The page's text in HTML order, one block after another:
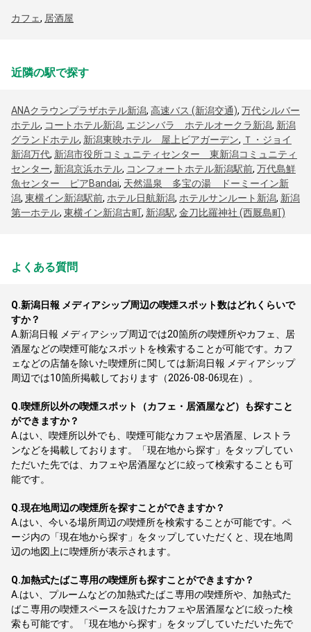
カフェ, 居酒屋
近隣の駅で探す
ANAクラウンプラザホテル新潟, 高速バス (新潟交通), 万代シルバー
ホテル, コートホテル新潟, エジンバラ ホテルオークラ新潟, 新潟
グランドホテル, 新潟東映ホテル 屋上ビアガーデン, Ｔ・ジョイ
新潟万代, 新潟市役所コミュニティセンター 東新潟コミュニティ
センター, 新潟京浜ホテル, コンフォートホテル新潟駅前, 万代島鮮
魚センター ピアBandai, 天然温泉 多宝の湯 ドーミーイン新
潟, 東横イン新潟駅前, ホテル日航新潟, ホテルサンルート新潟, 新潟
第一ホテル, 東横イン新潟古町, 新潟駅, 金刀比羅神社 (西厩島町)
よくある質問
Q.新潟日報 メディアシップ周辺の喫煙スポット数はどれくらいで
すか？
A. 新潟日報 メディアシップ周辺では20箇所の喫煙所やカフェ、居
酒屋などの喫煙可能なスポットを検索することが可能です。カフ
ェなどの店舗を除いた喫煙所に関しては新潟日報 メディアシップ
周辺では10箇所掲載しております（2026-08-06現在）。
Q.喫煙所以外の喫煙スポット（カフェ・居酒屋など）も探すこと
ができますか？
A. はい、喫煙所以外でも、喫煙可能なカフェや居酒屋、レストラ
ンなどを掲載しております。「現在地から探す」をタップしてい
ただいた先では、カフェや居酒屋などに絞って検索することも可
能です。
Q.現在地周辺の喫煙所を探すことができますか？
A. はい、今いる場所周辺の喫煙所を検索することが可能です。ペ
ージ内の「現在地から探す」をタップしていただくと、現在地周
辺の地図上に喫煙所が表示されます。
Q.加熱式たばこ専用の喫煙所も探すことができますか？
A. はい、プルームなどの加熱式たばこ専用の喫煙所や、加熱式た
ばこ専用の喫煙スペースを設けたカフェや居酒屋などに絞った検
索も可能です。「現在地から探す」をタップしていただいた先で